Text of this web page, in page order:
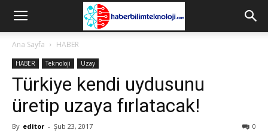
Ana Sayfa HABER
HABER Teknoloji Uzay
Türkiye kendi uydusunu
üretip uzaya fırlatacak!
By editor - Şub 23, 2017 0